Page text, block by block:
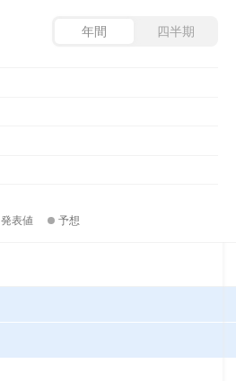
年間 四半期
発表値 予想